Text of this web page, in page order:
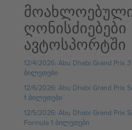
ღონისძიებები
ავტოსპორტში
12/4/2026: Abu Dhabi Grand Prix
ბილეთები
12/6/2026: Abu Dhabi Grand Prix
1 ბილეთები
12/5/2026: Abu Dhabi Grand Prix
Formula 1 ბილეთები